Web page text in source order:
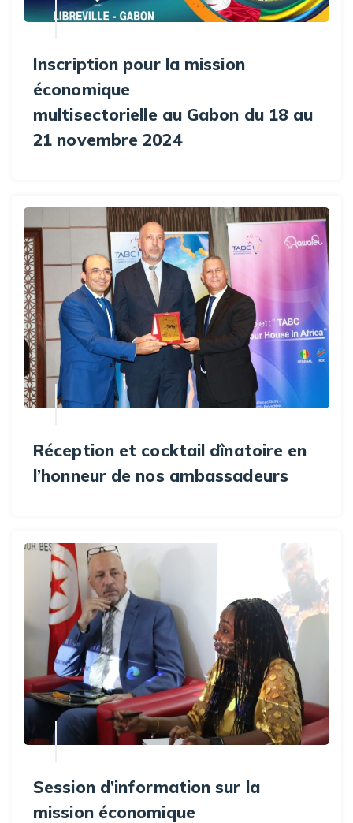
Inscription pour la mission
économique
multisectorielle au Gabon du 18 au
21 novembre 2024
Réception et cocktail dînatoire en
l’honneur de nos ambassadeurs
Session d’information sur la
mission économique